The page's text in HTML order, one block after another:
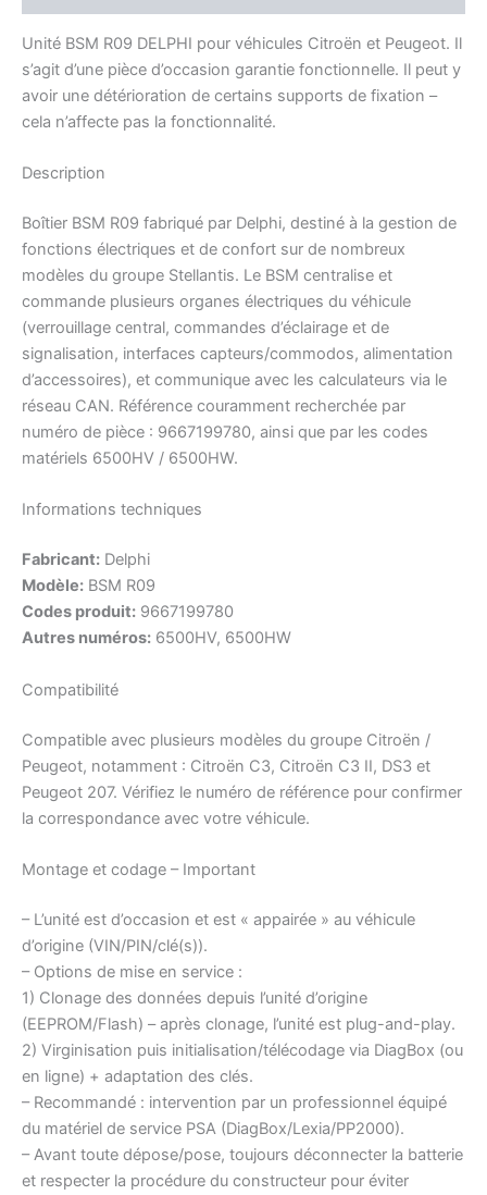
Unité BSM R09 DELPHI pour véhicules Citroën et Peugeot. Il
s’agit d’une pièce d’occasion garantie fonctionnelle. Il peut y
avoir une détérioration de certains supports de fixation –
cela n’affecte pas la fonctionnalité.
Description
Boîtier BSM R09 fabriqué par Delphi, destiné à la gestion de
fonctions électriques et de confort sur de nombreux
modèles du groupe Stellantis. Le BSM centralise et
commande plusieurs organes électriques du véhicule
(verrouillage central, commandes d’éclairage et de
signalisation, interfaces capteurs/commodos, alimentation
d’accessoires), et communique avec les calculateurs via le
réseau CAN. Référence couramment recherchée par
numéro de pièce : 9667199780, ainsi que par les codes
matériels 6500HV / 6500HW.
Informations techniques
Fabricant: Delphi
Modèle: BSM R09
Codes produit: 9667199780
Autres numéros: 6500HV, 6500HW
Compatibilité
Compatible avec plusieurs modèles du groupe Citroën /
Peugeot, notamment : Citroën C3, Citroën C3 II, DS3 et
Peugeot 207. Vérifiez le numéro de référence pour confirmer
la correspondance avec votre véhicule.
Montage et codage – Important
– L’unité est d’occasion et est « appairée » au véhicule
d’origine (VIN/PIN/clé(s)).
– Options de mise en service :
1) Clonage des données depuis l’unité d’origine
(EEPROM/Flash) – après clonage, l’unité est plug-and-play.
2) Virginisation puis initialisation/télécodage via DiagBox (ou
en ligne) + adaptation des clés.
– Recommandé : intervention par un professionnel équipé
du matériel de service PSA (DiagBox/Lexia/PP2000).
– Avant toute dépose/pose, toujours déconnecter la batterie
et respecter la procédure du constructeur pour éviter